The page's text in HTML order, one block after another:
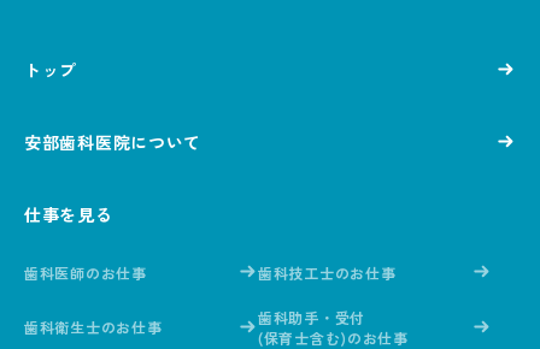
トップ
安部歯科医院について
仕事を見る
歯科医師のお仕事 歯科技工士のお仕事
歯科衛生士のお仕事
歯科助手・受付
(保育士含む)のお仕事